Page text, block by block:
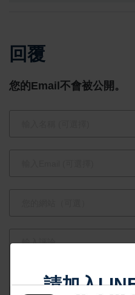
團拜會海洋
委員會海巡
回覆
您的Email不會被公開。
請加入